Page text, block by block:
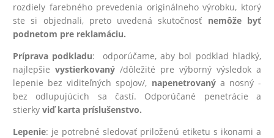
rozdiely farebného prevedenia originálneho výrobku, ktorý
ste si objednali, preto uvedená skutočnosť nemôže byť
podnetom pre reklamáciu.
Príprava podkladu: odporúčame, aby bol podklad hladký,
najlepšievystierkovaný /dôležité pre výborný výsledok a
lepenie bez viditeľných spojov/, napenetrovanýa nosný -
bez odlupujúcich sa častí. Odporúčané penetrácie a
stierkyviď karta príslušenstvo.
Lepenie: je potrebné sledovať priloženú etiketu s ikonami a